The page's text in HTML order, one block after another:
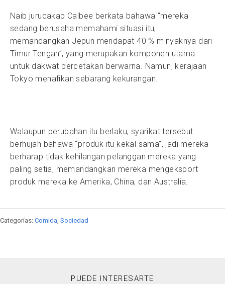
Naib jurucakap Calbee berkata bahawa “mereka
sedang berusaha memahami situasi itu,
memandangkan Jepun mendapat 40 % minyaknya dari
Timur Tengah”, yang merupakan komponen utama
untuk dakwat percetakan berwarna. Namun, kerajaan
Tokyo menafikan sebarang kekurangan.
Walaupun perubahan itu berlaku, syarikat tersebut
berhujah bahawa “produk itu kekal sama”, jadi mereka
berharap tidak kehilangan pelanggan mereka yang
paling setia, memandangkan mereka mengeksport
produk mereka ke Amerika, China, dan Australia.
Categorías: Comida Sociedad
PUEDE INTERESARTE